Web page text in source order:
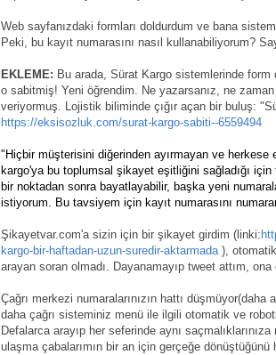
Web sayfanızdaki formları doldurdum ve bana
Peki, bu kayıt numarasını nasıl kullanabiliyorum?
EKLEME: Bu arada, Sürat Kargo sistemlerinde
o sabitmiş! Yeni öğrendim. Ne yazarsanız, ne zaman
veriyormuş. Lojistik biliminde çığır açan bir buluş:
https://eksisozluk.com/surat-kargo-sabiti--6559494
"Hiçbir müşterisini diğerinden ayırmayan ve herkese
kargo'ya bu toplumsal şikayet eşitliğini sağladığı
bir noktadan sonra bayatlayabilir, başka yeni
istiyorum. Bu tavsiyem için kayıt numarasını
Şikayetvar.com'a sizin için bir şikayet girdim (linki:
kargo-bir-haftadan-uzun-suredir-aktarmada),
arayan soran olmadı. Dayanamayıp tweet attım,
Çağrı merkezi numaralarınızın hattı
daha çağrı sisteminiz menü ile ilgili otomatik ve
Defalarca arayıp her seferinde aynı
ulaşma çabalarımın bir an için gerçeğe